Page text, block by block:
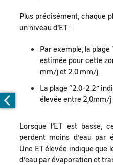
Plus précisément, chaque
un niveau d’ET :
Par exemple, la plage
estimée pour cette
mm/j et 2.0 mm/j.
La plage “2.0-2.2”
élevée entre 2,0mm/
Lorsque l’ET est basse,
perdent moins d’eau par
Une ET élevée indique que
d’eau par évaporation et